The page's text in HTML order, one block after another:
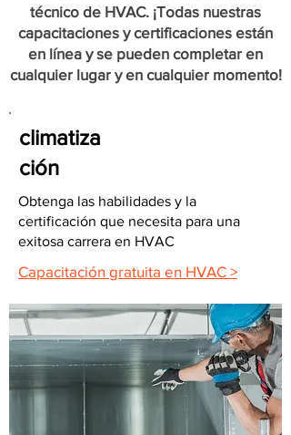
técnico de HVAC. ¡Todas nuestras
capacitaciones y certificaciones están
en línea y se pueden completar en
cualquier lugar y en cualquier momento!
climatiza
ción
Obtenga las habilidades y la
certificación que necesita para una
exitosa carrera en HVAC
Capacitación gratuita en HVAC >